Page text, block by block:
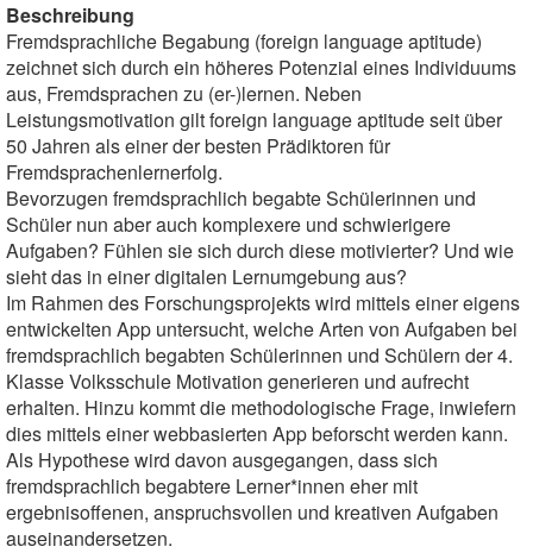
Beschreibung
Fremdsprachliche Begabung (foreign language aptitude)
zeichnet sich durch ein höheres Potenzial eines Individuums
aus, Fremdsprachen zu (er-)lernen. Neben
Leistungsmotivation gilt foreign language aptitude seit über
50 Jahren als einer der besten Prädiktoren für
Fremdsprachenlernerfolg.
Bevorzugen fremdsprachlich begabte Schülerinnen und
Schüler nun aber auch komplexere und schwierigere
Aufgaben? Fühlen sie sich durch diese motivierter? Und wie
sieht das in einer digitalen Lernumgebung aus?
Im Rahmen des Forschungsprojekts wird mittels einer eigens
entwickelten App untersucht, welche Arten von Aufgaben bei
fremdsprachlich begabten Schülerinnen und Schülern der 4.
Klasse Volksschule Motivation generieren und aufrecht
erhalten. Hinzu kommt die methodologische Frage, inwiefern
dies mittels einer webbasierten App beforscht werden kann.
Als Hypothese wird davon ausgegangen, dass sich
fremdsprachlich begabtere Lerner*innen eher mit
ergebnisoffenen, anspruchsvollen und kreativen Aufgaben
auseinandersetzen.